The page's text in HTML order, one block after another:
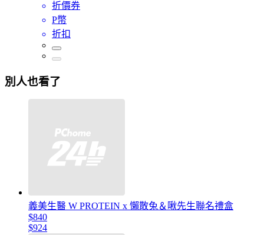
折價券
P幣
折扣
別人也看了
義美生醫 W PROTEIN x 懶散兔＆啾先生聯名禮盒
$840
$924